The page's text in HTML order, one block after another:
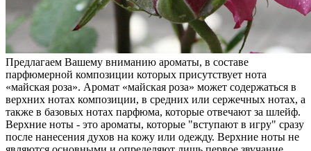
Предлагаем Вашему вниманию ароматы, в составе
парфюмерной композиции которых присутствует нота
«майская роза». Аромат «майская роза» может содержаться в
верхних нотах композиции, в средних или сержечных нотах, а
также в базовых нотах парфюма, которые отвечают за шлейф.
Верхние ноты - это ароматы, которые "вступают в игру" сразу
после нанесения духов на кожу или одежду. Верхние ноты не